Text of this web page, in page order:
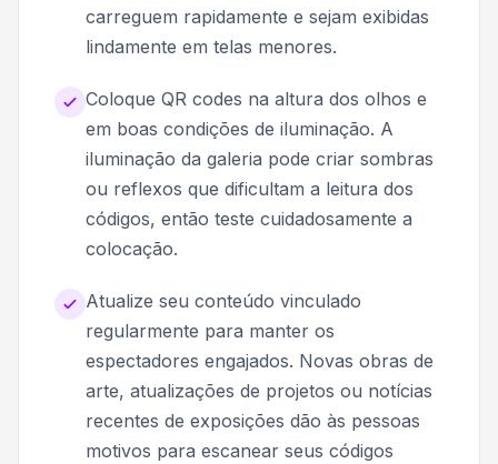
carreguem rapidamente e sejam exibidas
lindamente em telas menores.
Coloque QR codes na altura dos olhos e
em boas condições de iluminação. A
iluminação da galeria pode criar sombras
ou reflexos que dificultam a leitura dos
códigos, então teste cuidadosamente a
colocação.
Atualize seu conteúdo vinculado
regularmente para manter os
espectadores engajados. Novas obras de
arte, atualizações de projetos ou notícias
recentes de exposições dão às pessoas
motivos para escanear seus códigos